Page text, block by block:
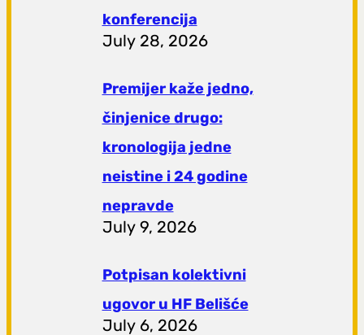
konferencija
July 28, 2026
Premijer kaže jedno,
činjenice drugo:
kronologija jedne
neistine i 24 godine
nepravde
July 9, 2026
Potpisan kolektivni
ugovor u HF Belišće
July 6, 2026